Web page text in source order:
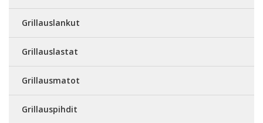
Grillauslankut
Grillauslastat
Grillausmatot
Grillauspihdit